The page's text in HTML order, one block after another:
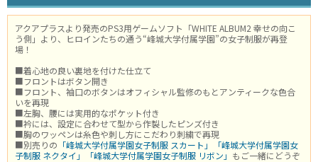
アクアプラスより発売のPS3用ゲームソフト「WHITE ALBUM2 幸せの向こ
う側」より、ヒロインたちの通う“峰城大学付属学園”の女子制服が再登
場！
■着心地の良い裏地を付けた仕立て
■フロントはボタン開き
■フロント、袖口のボタンはオフィシャル監修のもとアンティークな色合
いを再現
■左胸、腰には実用的なポケット付き
■衿には、設定に合わせて型から作製したピンズ付き
■胸のワッペンは糸色や刺し方にこだわり刺繍で再現
■別売りの 「峰城大学付属学園女子制服 スカート」
「峰城大学付属学園女
子制服 ネクタイ」
「峰城大学付属学園女子制服 リボン」 もご一緒にどうぞ